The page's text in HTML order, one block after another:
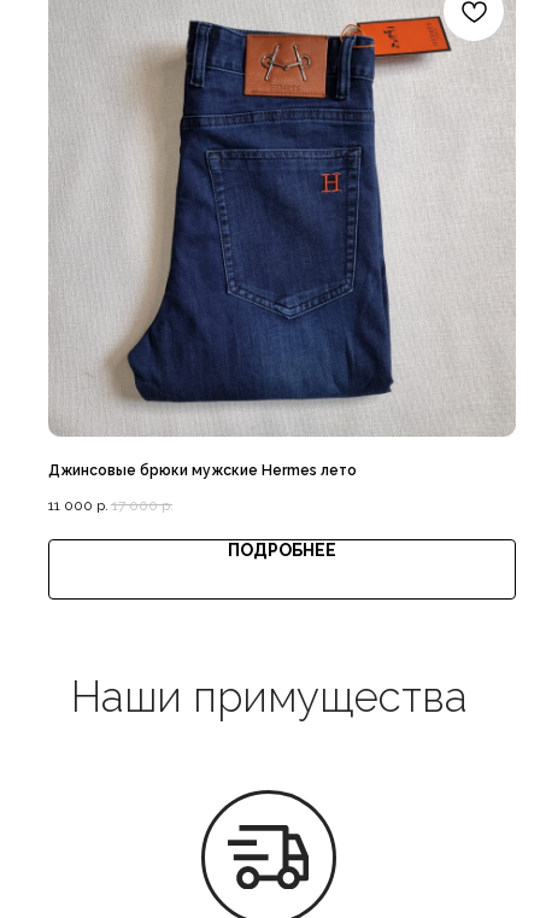
Джинсовые брюки мужские Hermes лето
11 000 р. 17 000 р.
ПОДРОБНЕЕ
Гарантия качества
Все в наличии